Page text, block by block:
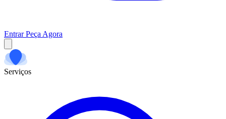
Entrar Peça Agora
Serviços